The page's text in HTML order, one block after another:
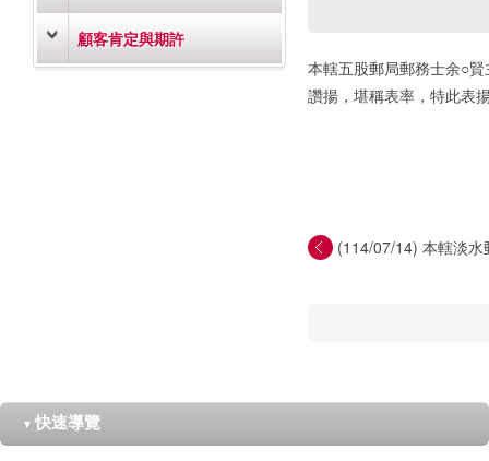
顧客肯定與期許
本轄五股郵局郵務士余○
讚揚，堪稱表率，特此表
(114/07/14) 本轄淡
▼ 快速導覽